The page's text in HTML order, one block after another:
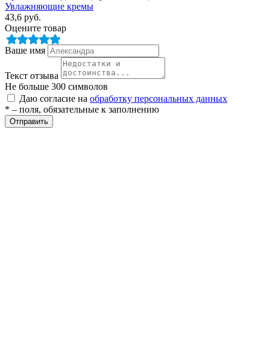
Увлажняющие кремы
43,6 руб.
Оцените товар
Ваше имя
Текст отзыва
Не больше 300 символов
Даю согласие на обработку персональных данных
* – поля, обязательные к заполнению
Отправить